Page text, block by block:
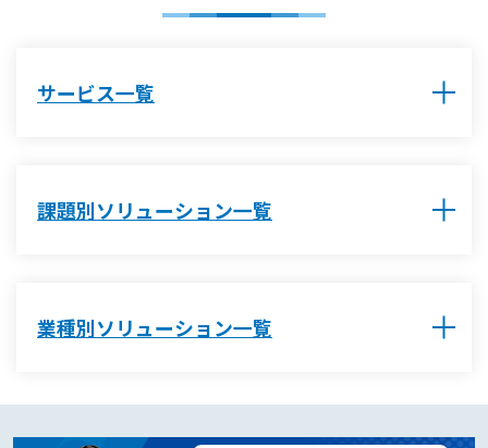
サービス一覧
課題別ソリューション一覧
業種別ソリューション一覧